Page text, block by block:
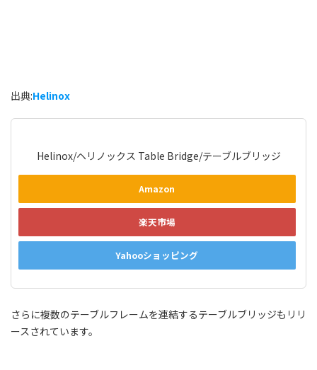
出典:Helinox
Helinox/ヘリノックス Table Bridge/テーブルブリッジ
Amazon
楽天市場
Yahooショッピング
さらに複数のテーブルフレームを連結するテーブルブリッジもリリ
ースされています。